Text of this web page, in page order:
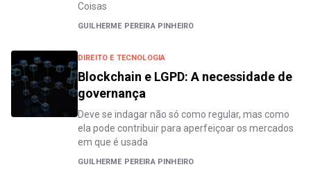
Coisas
GUILHERME PEREIRA PINHEIRO
DIREITO E TECNOLOGIA
Blockchain e LGPD: A necessidade de
governança
Deve se indagar não só como regular, mas como
ela pode contribuir para aperfeiçoar os mercados
em que é usada
GUILHERME PEREIRA PINHEIRO